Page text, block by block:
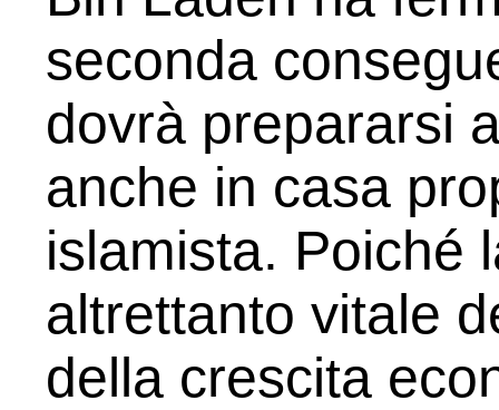
seconda
dovrà prepararsi
anche in casa
islamista. Poiché
altrettanto vitale
della crescita